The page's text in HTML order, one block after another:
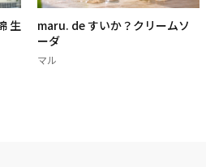
生
maru. de すいか？クリームソ
ーダ
マル